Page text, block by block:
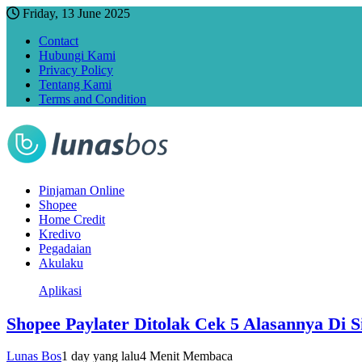
Friday, 13 June 2025
Contact
Hubungi Kami
Privacy Policy
Tentang Kami
Terms and Condition
Pinjaman Online
Shopee
Home Credit
Kredivo
Pegadaian
Akulaku
Aplikasi
Shopee Paylater Ditolak Cek 5 Alasannya Di
Lunas Bos1 day yang lalu4 Menit Membaca